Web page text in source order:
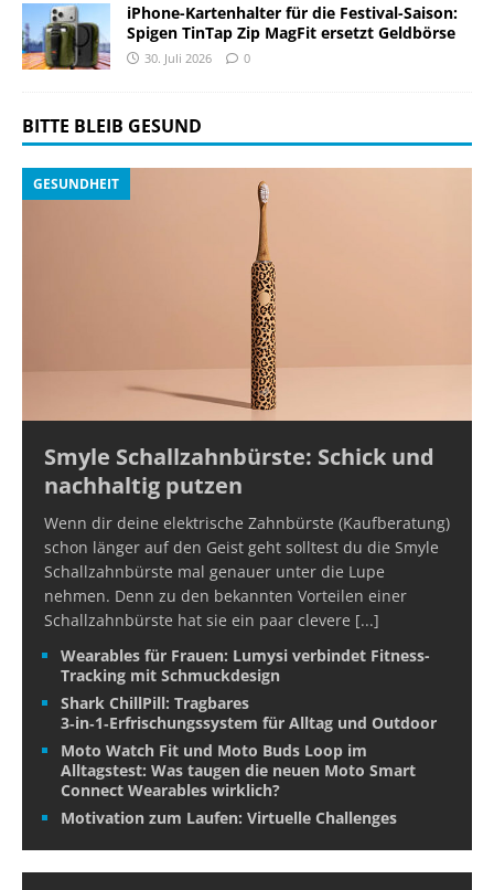
iPhone-Kartenhalter für die Festival-Saison:
Spigen TinTap Zip MagFit ersetzt Geldbörse
30. Juli 2026 0
BITTE BLEIB GESUND
GESUNDHEIT
Smyle Schallzahnbürste: Schick und
nachhaltig putzen
Wenn dir deine elektrische Zahnbürste (Kaufberatung)
schon länger auf den Geist geht solltest du die Smyle
Schallzahnbürste mal genauer unter die Lupe
nehmen. Denn zu den bekannten Vorteilen einer
Schallzahnbürste hat sie ein paar clevere [...]
Wearables für Frauen: Lumysi verbindet Fitness-
Tracking mit Schmuckdesign
Shark ChillPill: Tragbares
3‑in‑1‑Erfrischungssystem für Alltag und Outdoor
Moto Watch Fit und Moto Buds Loop im
Alltagstest: Was taugen die neuen Moto Smart
Connect Wearables wirklich?
Motivation zum Laufen: Virtuelle Challenges